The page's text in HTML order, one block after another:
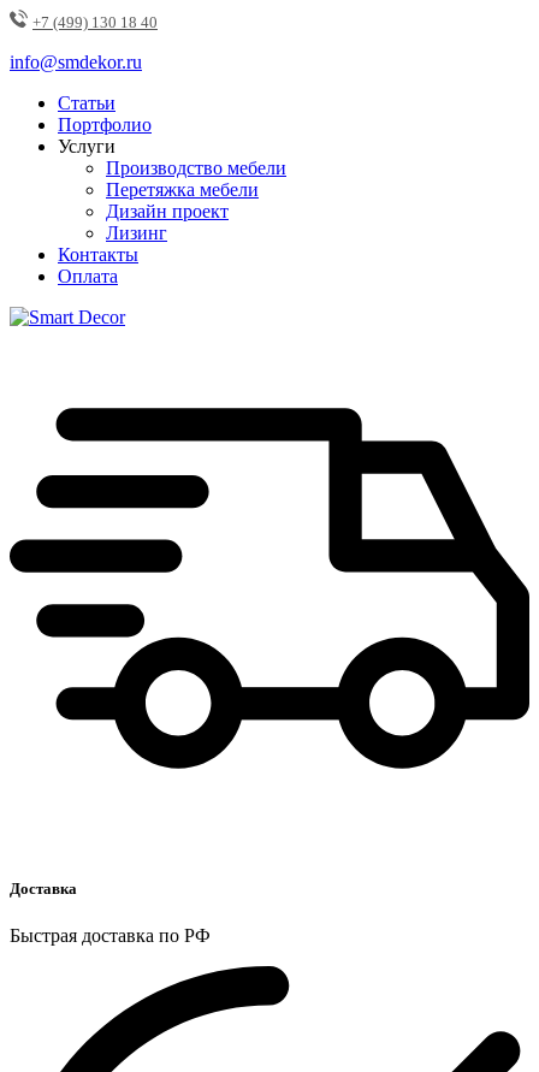
+7 (499) 130 18 40
info@smdekor.ru
Статьи
Портфолио
Услуги
Производство мебели
Перетяжка мебели
Дизайн проект
Лизинг
Контакты
Оплата
Доставка
Быстрая доставка по РФ